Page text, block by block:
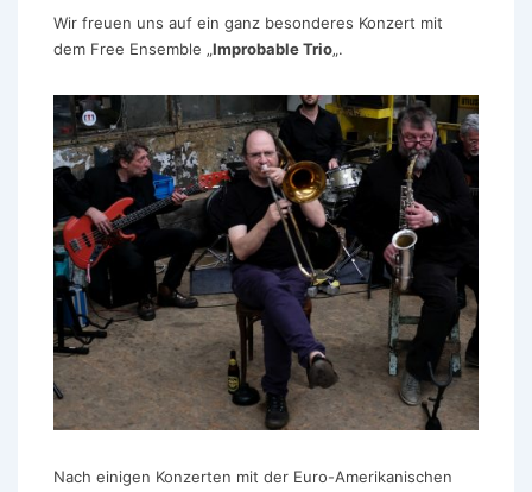
Wir freuen uns auf ein ganz besonderes Konzert mit
dem Free Ensemble „Improbable Trio„.
Nach einigen Konzerten mit der Euro-Amerikanischen